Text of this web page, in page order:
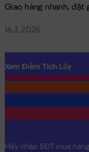
Giao hàng nhanh,
16.3.2025
Xem Điểm Tích Lũy
Hãy nhập SĐT mua